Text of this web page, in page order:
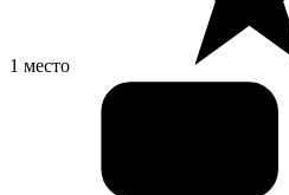
1 место